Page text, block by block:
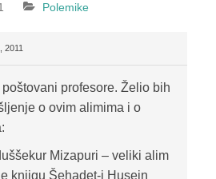
Polemike
2011
profesore. Želio bih
o ovim alimima i o
Mizapuri – veliki alim
knjigu Šehadet-i Husejn